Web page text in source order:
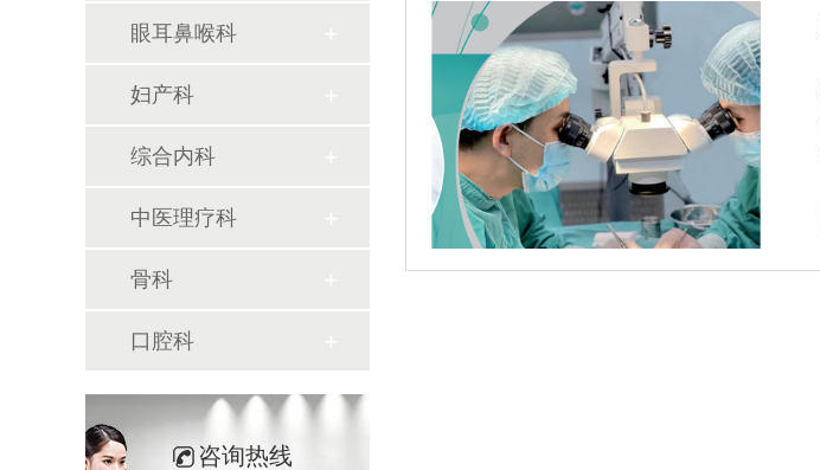
眼耳鼻喉科
妇产科
综合内科
中医理疗科
骨科
口腔科
咨询热线